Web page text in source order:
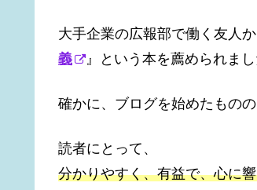
大手企業の広報部で働く友人
義
』という本を薦められまし
確かに、ブログを始めたものの
読者にとって、
分かりやすく、有益で、心に